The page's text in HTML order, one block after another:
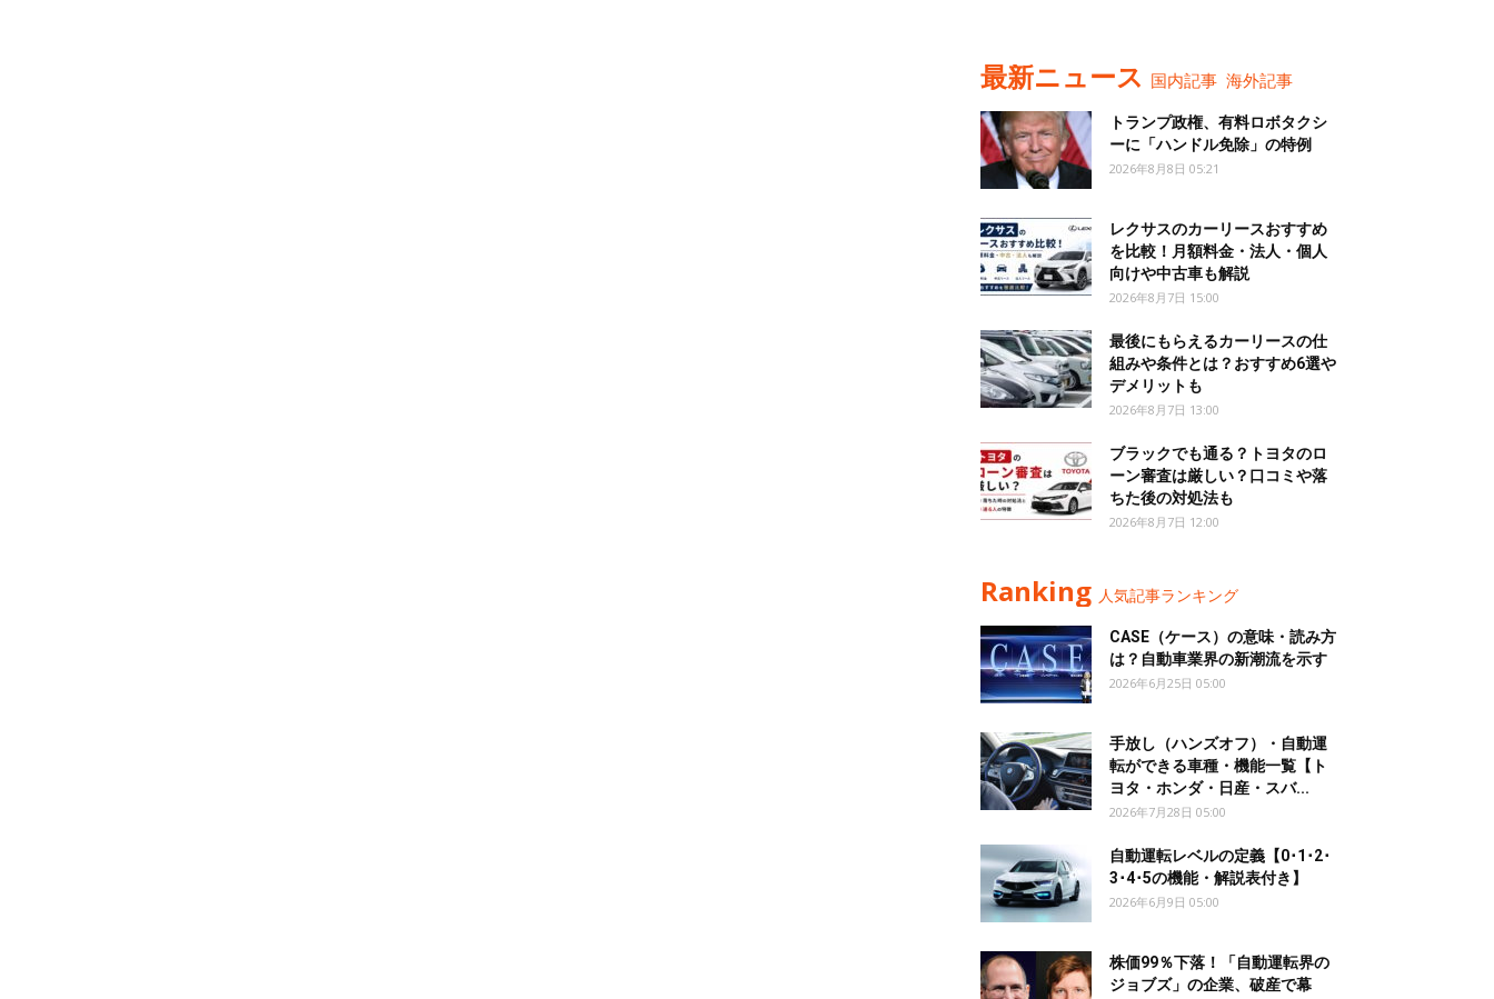
最新ニュース 国内記事 海外記事
トランプ政権、有料ロボタクシ
ーに「ハンドル免除」の特例
2026年8月8日 05:21
レクサスのカーリースおすすめ
を比較！月額料金・法人・個人
向けや中古車も解説
2026年8月7日 15:00
最後にもらえるカーリースの仕
組みや条件とは？おすすめ6選や
デメリットも
2026年8月7日 13:00
ブラックでも通る？トヨタのロ
ーン審査は厳しい？口コミや落
ちた後の対処法も
2026年8月7日 12:00
Ranking 人気記事ランキング
CASE（ケース）の意味・読み方
は？自動車業界の新潮流を示す
2026年6月25日 05:00
手放し（ハンズオフ）・自動運
転ができる車種・機能一覧【ト
ヨタ・ホンダ・日産・スバ...
2026年7月28日 05:00
自動運転レベルの定義【0･1･2･
3･4･5の機能・解説表付き】
2026年6月9日 05:00
株価99％下落！「自動運転界の
ジョブズ」の企業、破産で幕